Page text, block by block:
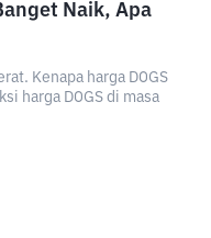
Naik, Apa
Kenapa harga DOGS
harga DOGS di masa